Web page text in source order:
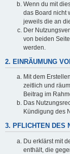
Wenn du mit
das Board nicht
jeweils die an
Der
von beiden
werden.
2. EINRÄUMUNG
Mit dem
zeitlich und
Beitrag im
Das
Kündigung des
3. PFLICHTEN DES
Du erklärst mit
enthält, die